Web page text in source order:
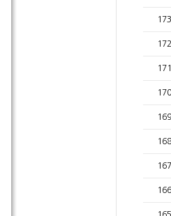
173
172
171
170
169
168
167
166